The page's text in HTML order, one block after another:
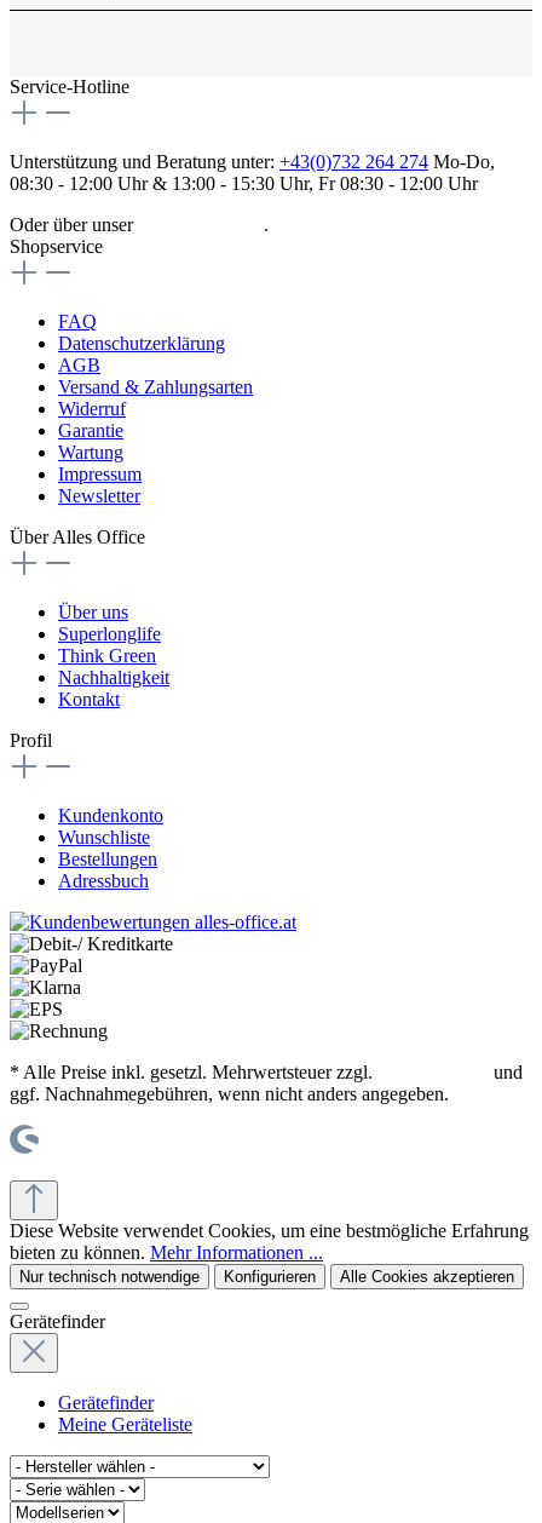
Service-Hotline
Unterstützung und Beratung unter: +43(0)732 264 274 Mo-Do,
08:30 - 12:00 Uhr & 13:00 - 15:30 Uhr, Fr 08:30 - 12:00 Uhr
Oder über unser
.
Shopservice
FAQ
Datenschutzerklärung
AGB
Versand & Zahlungsarten
Widerruf
Garantie
Wartung
Impressum
Newsletter
Über Alles Office
Über uns
Superlonglife
Think Green
Nachhaltigkeit
Kontakt
Profil
Kundenkonto
Wunschliste
Bestellungen
Adressbuch
* Alle Preise inkl. gesetzl. Mehrwertsteuer zzgl.
und
ggf. Nachnahmegebühren, wenn nicht anders angegeben.
Diese Website verwendet Cookies, um eine bestmögliche Erfahrung
bieten zu können. Mehr Informationen ...
Nur technisch notwendige Konfigurieren Alle Cookies akzeptieren
Gerätefinder
Gerätefinder
Meine Geräteliste